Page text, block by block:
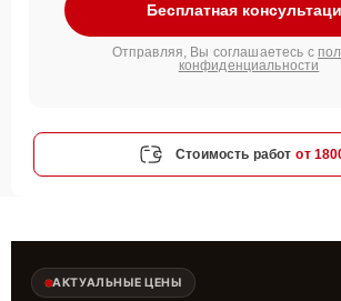
Бесплатная
Отправляя, Вы соглашаетесь с
конфиденциальности
Стоимость работ от
АКТУАЛЬНЫЕ ЦЕНЫ